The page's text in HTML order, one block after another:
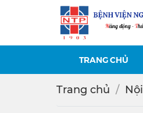
TRANG CHỦ
Trang chủ